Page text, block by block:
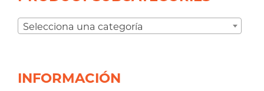
Selecciona una categoría
INFORMACIÓN